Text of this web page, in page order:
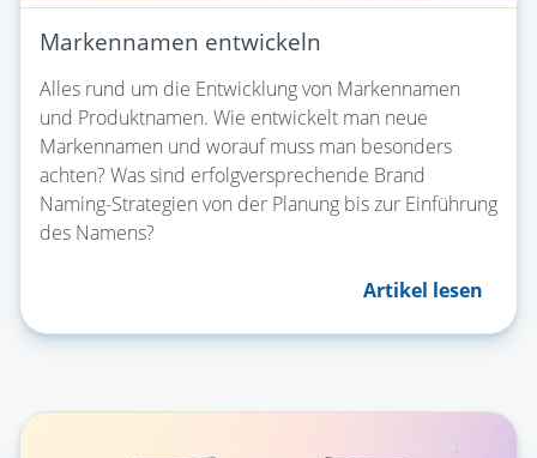
Markennamen entwickeln
Alles rund um die Entwicklung von Markennamen
und Produktnamen. Wie entwickelt man neue
Markennamen und worauf muss man besonders
achten? Was sind erfolgversprechende Brand
Naming-Strategien von der Planung bis zur Einführung
des Namens?
Artikel lesen